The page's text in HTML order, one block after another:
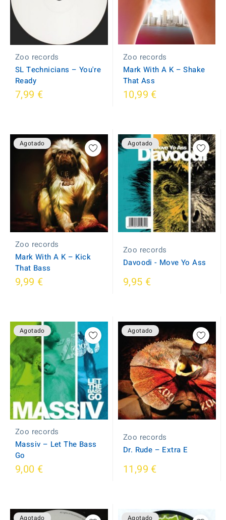
Zoo records
SL Technicians ‎– You're
Ready
7,99 €
Zoo records
Mark With A K ‎– Shake
That Ass
10,99 €
Agotado
Zoo records
Mark With A K ‎– Kick
That Bass
9,99 €
Agotado
Zoo records
Davoodi - Move Yo Ass
9,95 €
Agotado
Zoo records
Massiv ‎– Let The Bass
Go
9,00 €
Agotado
Zoo records
Dr. Rude ‎– Extra E
11,99 €
Agotado Agotado